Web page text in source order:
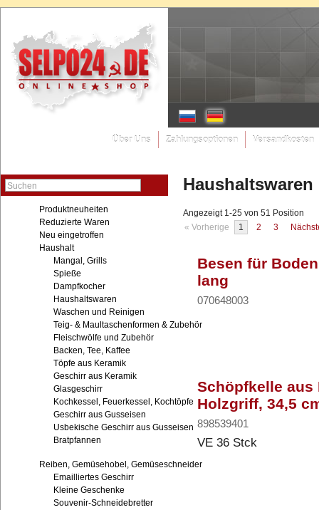
Über Uns Zahlungsoptionen Versandkosten
Suchen
Produktneuheiten
Reduzierte Waren
Neu eingetroffen
Haushalt
Mangal, Grills
Spieße
Dampfkocher
Haushaltswaren
Waschen und Reinigen
Teig- & Maultaschenformen & Zubehör
Fleischwölfe und Zubehör
Backen, Tee, Kaffee
Töpfe aus Keramik
Geschirr aus Keramik
Glasgeschirr
Kochkessel, Feuerkessel, Kochtöpfe
Geschirr aus Gusseisen
Usbekische Geschirr aus Gusseisen
Bratpfannen
Reiben, Gemüsehobel, Gemüseschneider
Emailliertes Geschirr
Kleine Geschenke
Souvenir-Schneidebretter
Haushaltswaren
Angezeigt 1-25 von 51 Position
« Vorherige
1 2 3
Besen für
lang
070648003
Schöpfkelle aus
Holzgriff, 34,5
898539401
VE 36 Stck